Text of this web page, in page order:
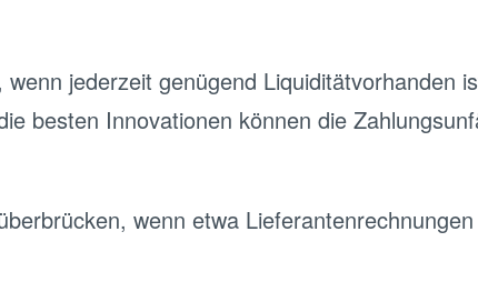
jederzeit genügend Liquiditätvorhanden
besten Innovationen können die
wenn etwa